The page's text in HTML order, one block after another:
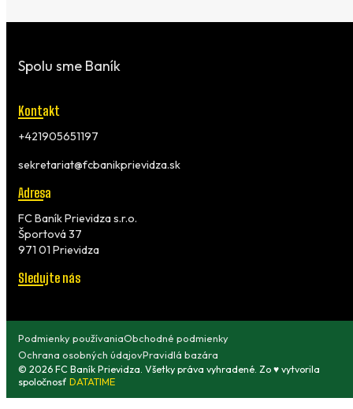
Spolu sme Baník
Kontakt
+421905651197
sekretariat@fcbanikprievidza.sk
Adresa
FC Baník Prievidza s.r.o.
Športová 37
971 01 Prievidza
Sledujte nás
© 2026 FC Baník Prievidza. Všetky práva vyhradené. Zo ♥ vytvorila
spoločnosť DATATIME
Podmienky používaniaObchodné podmienky
Ochrana osobných údajovPravidlá bazára